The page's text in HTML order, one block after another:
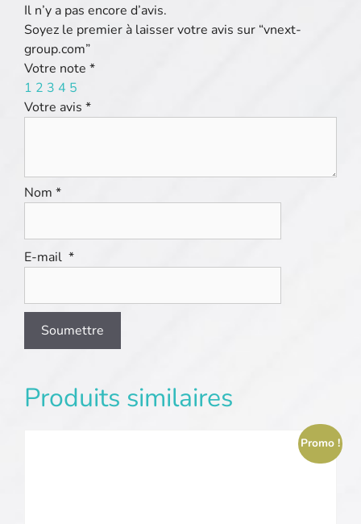
Il n’y a pas encore d’avis.
Soyez le premier à laisser votre avis sur “vnext-
group.com”
Votre note *
1 2 3 4 5
Votre avis *
Nom *
E-mail *
Produits similaires
Promo !